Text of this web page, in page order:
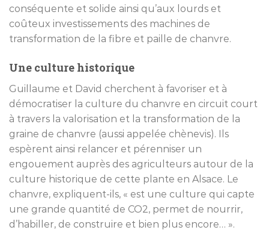
conséquente et solide ainsi qu’aux lourds et
coûteux investissements des machines de
transformation de la fibre et paille de chanvre.
Une culture historique
Guillaume et David cherchent à favoriser et à
démocratiser la culture du chanvre en circuit court
à travers la valorisation et la transformation de la
graine de chanvre (aussi appelée chènevis). Ils
espèrent ainsi relancer et pérenniser un
engouement auprès des agriculteurs autour de la
culture historique de cette plante en Alsace. Le
chanvre, expliquent-ils, « est une culture qui capte
une grande quantité de CO2, permet de nourrir,
d’habiller, de construire et bien plus encore… ».